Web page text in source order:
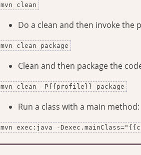
mvn clean
Do a clean and then invoke the
mvn clean package
Clean and then package the
mvn clean -P{{profile}} package
Run a class with a main method:
mvn exec:java -